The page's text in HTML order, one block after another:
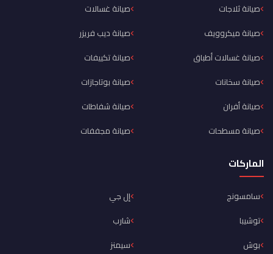
صيانة ثلاجات
صيانة غسالات
صيانة ميكروويف
صيانة ديب فريزر
صيانة غسالات أطباق
صيانة تكييفات
صيانة سخانات
صيانة بوتاجازات
صيانة أفران
صيانة شفاطات
صيانة مسطحات
صيانة مجففات
الماركات
سامسونج
إل جي
توشيبا
شارب
بوش
سيمنز